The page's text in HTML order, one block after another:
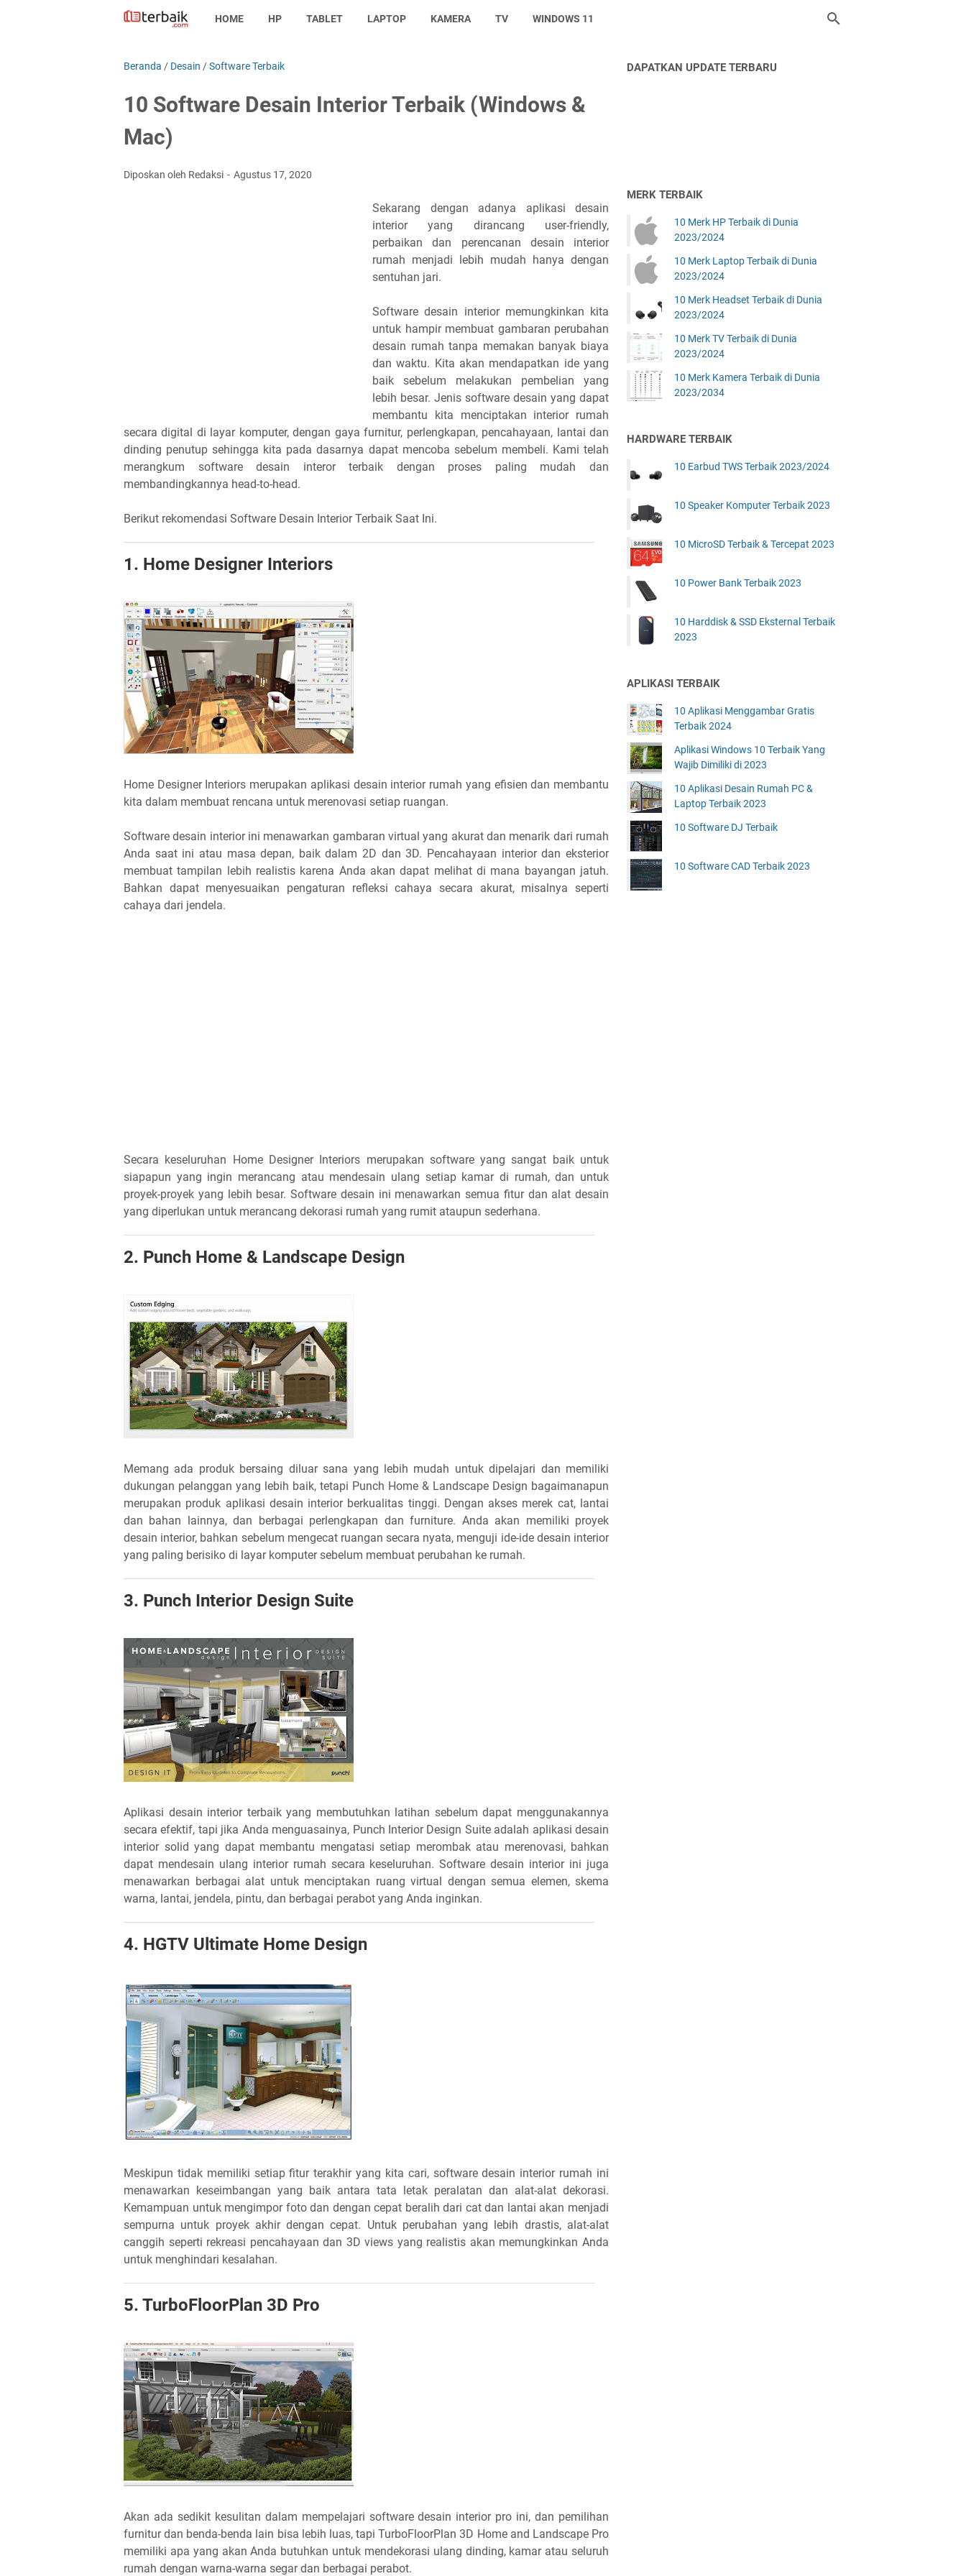
HOME HP TABLET LAPTOP KAMERA TV WINDOWS 11
Beranda / Desain /Software Terbaik
10 Software Desain Interior Terbaik (Windows &
Mac)
Diposkan oleh Redaksi Agustus 17, 2020
Sekarang dengan adanya aplikasi desain
interior yang dirancang user-friendly,
perbaikan dan perencanan desain interior
rumah menjadi lebih mudah hanya dengan
sentuhan jari.
Software desain interior memungkinkan kita
untuk hampir membuat gambaran perubahan
desain rumah tanpa memakan banyak biaya
dan waktu. Kita akan mendapatkan ide yang
baik sebelum melakukan pembelian yang
lebih besar. Jenis software desain yang dapat
membantu kita menciptakan interior rumah
secara digital di layar komputer, dengan gaya furnitur, perlengkapan, pencahayaan, lantai dan
dinding penutup sehingga kita pada dasarnya dapat mencoba sebelum membeli. Kami telah
merangkum software desain interor terbaik dengan proses paling mudah dan
membandingkannya head-to-head.
Berikut rekomendasi Software Desain Interior Terbaik Saat Ini.
1. Home Designer Interiors
Home Designer Interiors merupakan aplikasi desain interior rumah yang efisien dan membantu
kita dalam membuat rencana untuk merenovasi setiap ruangan.
Software desain interior ini menawarkan gambaran virtual yang akurat dan menarik dari rumah
Anda saat ini atau masa depan, baik dalam 2D dan 3D. Pencahayaan interior dan eksterior
membuat tampilan lebih realistis karena Anda akan dapat melihat di mana bayangan jatuh.
Bahkan dapat menyesuaikan pengaturan refleksi cahaya secara akurat, misalnya seperti
cahaya dari jendela.
Secara keseluruhan Home Designer Interiors merupakan software yang sangat baik untuk
siapapun yang ingin merancang atau mendesain ulang setiap kamar di rumah, dan untuk
proyek-proyek yang lebih besar. Software desain ini menawarkan semua fitur dan alat desain
yang diperlukan untuk merancang dekorasi rumah yang rumit ataupun sederhana.
2. Punch Home & Landscape Design
Memang ada produk bersaing diluar sana yang lebih mudah untuk dipelajari dan memiliki
dukungan pelanggan yang lebih baik, tetapi Punch Home & Landscape Design bagaimanapun
merupakan produk aplikasi desain interior berkualitas tinggi. Dengan akses merek cat, lantai
dan bahan lainnya, dan berbagai perlengkapan dan furniture. Anda akan memiliki proyek
desain interior, bahkan sebelum mengecat ruangan secara nyata, menguji ide-ide desain interior
yang paling berisiko di layar komputer sebelum membuat perubahan ke rumah.
3. Punch Interior Design Suite
Aplikasi desain interior terbaik yang membutuhkan latihan sebelum dapat menggunakannya
secara efektif, tapi jika Anda menguasainya, Punch Interior Design Suite adalah aplikasi desain
interior solid yang dapat membantu mengatasi setiap merombak atau merenovasi, bahkan
dapat mendesain ulang interior rumah secara keseluruhan. Software desain interior ini juga
menawarkan berbagai alat untuk menciptakan ruang virtual dengan semua elemen, skema
warna, lantai, jendela, pintu, dan berbagai perabot yang Anda inginkan.
4. HGTV Ultimate Home Design
Meskipun tidak memiliki setiap fitur terakhir yang kita cari, software desain interior rumah ini
menawarkan keseimbangan yang baik antara tata letak peralatan dan alat-alat dekorasi.
Kemampuan untuk mengimpor foto dan dengan cepat beralih dari cat dan lantai akan menjadi
sempurna untuk proyek akhir dengan cepat. Untuk perubahan yang lebih drastis, alat-alat
canggih seperti rekreasi pencahayaan dan 3D views yang realistis akan memungkinkan Anda
untuk menghindari kesalahan.
5. TurboFloorPlan 3D Pro
Akan ada sedikit kesulitan dalam mempelajari software desain interior pro ini, dan pemilihan
furnitur dan benda-benda lain bisa lebih luas, tapi TurboFloorPlan 3D Home and Landscape Pro
memiliki apa yang akan Anda butuhkan untuk mendekorasi ulang dinding, kamar atau seluruh
rumah dengan warna-warna segar dan berbagai perabot.
DAPATKAN UPDATE TERBARU
MERK TERBAIK
10 Merk HP Terbaik di Dunia
2023/2024
10 Merk Laptop Terbaik di Dunia
2023/2024
10 Merk Headset Terbaik di Dunia
2023/2024
10 Merk TV Terbaik di Dunia
2023/2024
10 Merk Kamera Terbaik di Dunia
2023/2034
HARDWARE TERBAIK
10 Earbud TWS Terbaik 2023/2024
10 Speaker Komputer Terbaik 2023
10 MicroSD Terbaik & Tercepat 2023
10 Power Bank Terbaik 2023
10 Harddisk & SSD Eksternal Terbaik
2023
APLIKASI TERBAIK
10 Aplikasi Menggambar Gratis
Terbaik 2024
Aplikasi Windows 10 Terbaik Yang
Wajib Dimiliki di 2023
10 Aplikasi Desain Rumah PC &
Laptop Terbaik 2023
10 Software DJ Terbaik
10 Software CAD Terbaik 2023